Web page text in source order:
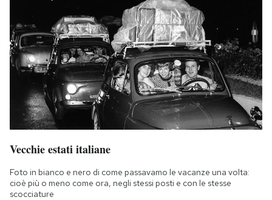
Vecchie estati italiane
Foto in bianco e nero di come passavamo le vacanze una volta:
cioè più o meno come ora, negli stessi posti e con le stesse
scocciature